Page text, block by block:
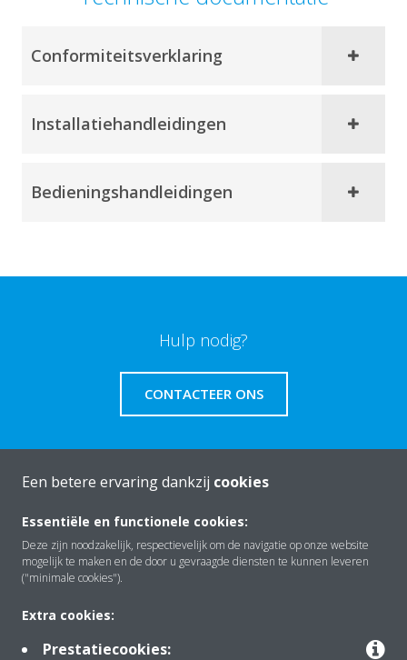
Conformiteitsverklaring
Installatiehandleidingen
Bedieningshandleidingen
Hulp nodig?
CONTACTEER ONS
Oplossingen
Contact
Een betere ervaring dankzij cookies
Essentiële en functionele cookies:
Deze zijn noodzakelijk, respectievelijk om de navigatie op onze website
mogelijk te maken en de door u gevraagde diensten te kunnen leveren
("minimale cookies").
Extra cookies:
Prestatiecookies: